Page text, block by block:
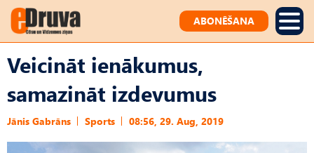
ABONĒŠANA
Veicināt ienākumus,
samazināt izdevumus
Jānis Gabrāns Sports 08:56, 29. Aug, 2019